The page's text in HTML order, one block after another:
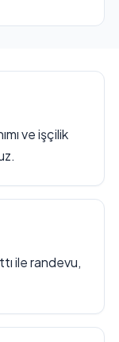
ve işçilik
ile randevu,